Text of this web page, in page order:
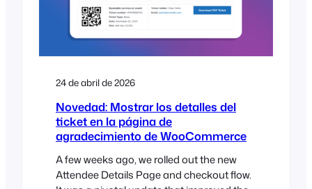
24 de abril de 2026
Novedad: Mostrar los detalles del
ticket en la página de
agradecimiento de WooCommerce
A few weeks ago, we rolled out the new
Attendee Details Page and checkout flow.